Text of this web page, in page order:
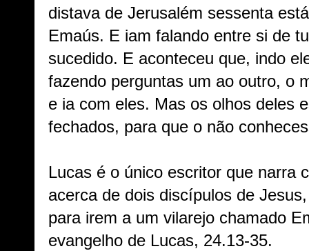
distava de Jerusalém sessenta
Emaús. E iam falando entre si de
sucedido. E aconteceu que, indo
fazendo perguntas um ao outro, o
e ia com eles. Mas os olhos deles
fechados, para que o não
Lucas é o único escritor que narra
acerca de dois discípulos de
para irem a um vilarejo chamado
evangelho de Lucas, 24.13-35.